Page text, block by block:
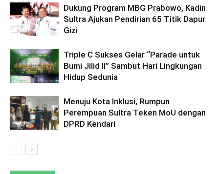
Dukung Program MBG Prabowo, Kadin
Sultra Ajukan Pendirian 65 Titik Dapur
Gizi
Triple C Sukses Gelar “Parade untuk
Bumi Jilid II” Sambut Hari Lingkungan
Hidup Sedunia
Menuju Kota Inklusi, Rumpun
Perempuan Sultra Teken MoU dengan
DPRD Kendari